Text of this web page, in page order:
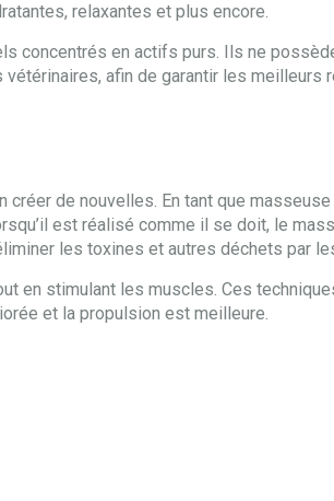
relaxantes et plus encore.
concentrés en actifs purs. Ils ne
afin de garantir les meilleurs
de nouvelles. En tant que
est réalisé comme il se doit, le
les toxines et autres déchets par
en stimulant les muscles. Ces
et la propulsion est meilleure.